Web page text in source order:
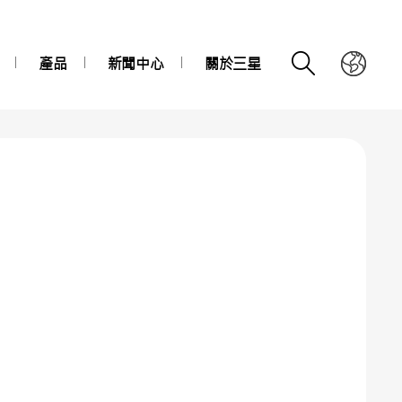
產品 新聞中心 關於三星